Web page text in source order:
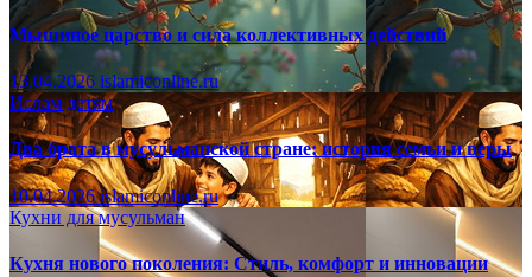
Мышиное царство и сила коллективных действий
13.04.2026 islamiconline.ru
Ислам детям
Два брата в мусульманской стране: история семьи и веры
10.04.2026islamiconline.ru
Кухни для мусульман
Кухня нового поколения: Стиль, комфорт и инновации